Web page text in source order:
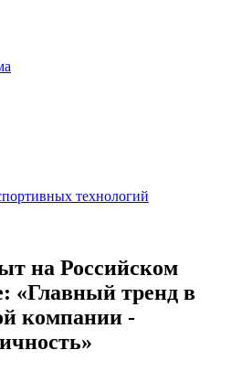
на Российском
«Главный тренд в
компании -